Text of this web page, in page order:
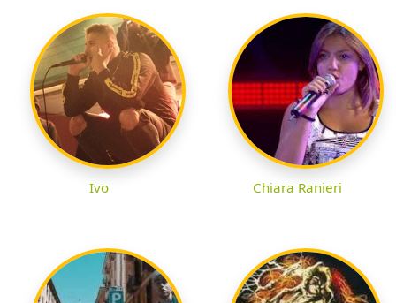
Ivo Chiara Ranieri